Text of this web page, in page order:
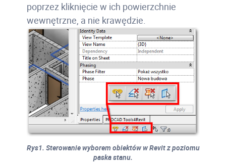
poprzez kliknięcie w ich powierzchnie
wewnętrzne, a nie krawędzie.
Rys1. Sterowanie wyborem obiektów w Revit z poziomu
paska stanu.